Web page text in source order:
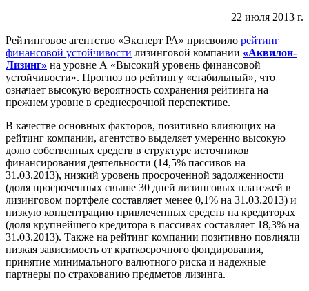
22 июля 2013 г.
Рейтинговое агентство «Эксперт РА» присвоило рейтинг
финансовой устойчивости лизинговой компании «Аквилон-
Лизинг» на уровне А «Высокий уровень финансовой
устойчивости». Прогноз по рейтингу «стабильный», что
означает высокую вероятность сохранения рейтинга на
прежнем уровне в среднесрочной перспективе.
В качестве основных факторов, позитивно влияющих на
рейтинг компании, агентство выделяет умеренно высокую
долю собственных средств в структуре источников
финансирования деятельности (14,5% пассивов на
31.03.2013), низкий уровень просроченной задолженности
(доля просроченных свыше 30 дней лизинговых платежей в
лизинговом портфеле составляет менее 0,1% на 31.03.2013) и
низкую концентрацию привлеченных средств на кредиторах
(доля крупнейшего кредитора в пассивах составляет 18,3% на
31.03.2013). Также на рейтинг компании позитивно повлияли
низкая зависимость от краткосрочного фондирования,
принятие минимального валютного риска и надежные
партнеры по страхованию предметов лизинга.